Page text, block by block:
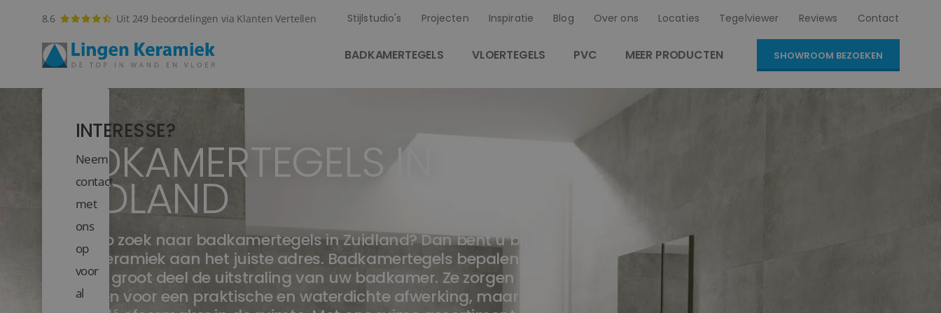
8.6 Uit 249 beoordelingen via Klanten Vertellen Stijlstudio's Projecten Inspiratie Blog Over ons Locaties Tegelviewer Reviews Contact
BADKAMERTEGELS VLOERTEGELS PVC MEER PRODUCTEN SHOWROOM BEZOEKEN
BADKAMERTEGELS IN
ZUIDLAND
Bent u op zoek naar badkamertegels in Zuidland? Dan bent u bij
Lingen Keramiek aan het juiste adres. Badkamertegels bepalen
voor een groot deel de uitstraling van uw badkamer. Ze zorgen
niet alleen voor een praktische en waterdichte afwerking, maar
INTERESSE?
Neem
contact
met
ons
op
voor
al